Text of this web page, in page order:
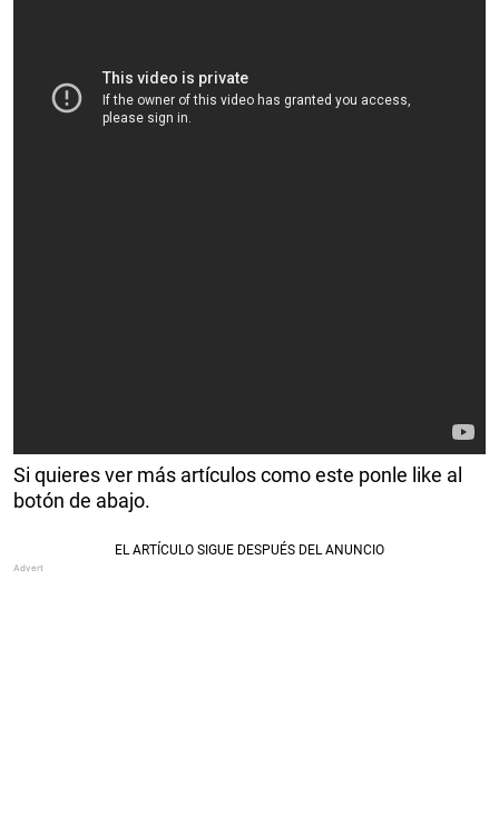
Si quieres ver más artículos como este ponle like al
botón de abajo.